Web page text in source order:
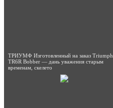
ТРИУМФ Изготовленный на заказ Triumph
TR6R Bobber — дань уважения старым
временам, скелето